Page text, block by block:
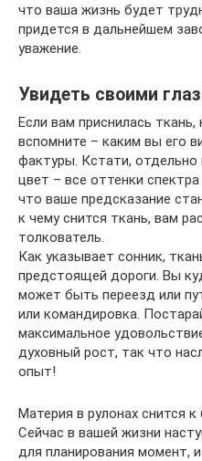
что ваша жизнь будет
придется в дальнейшем
уважение.
Увидеть своими
Если вам приснилась
вспомните – каким вы его
фактуры. Кстати,
цвет – все оттенки
что ваше предсказание
к чему снится ткань, вам
толкователь.
Как указывает сонник,
предстоящей дороги. Вы
может быть переезд или
или командировка.
максимальное
духовный рост, так что
опыт!
Материя в рулонах снится
Сейчас в вашей жизни
для планирования момент,